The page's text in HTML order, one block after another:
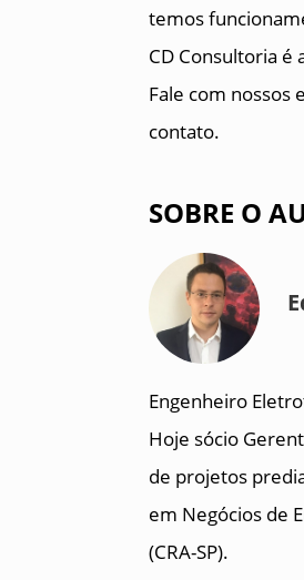
temos
CD Consultoria é
Fale com nossos
contato.
SOBRE O
Engenheiro
Hoje sócio
de projetos
em Negócios de
(CRA-SP).